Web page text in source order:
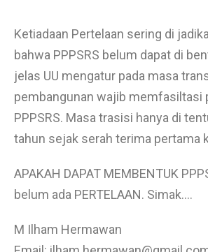
Ketiadaan Pertelaan sering di
bahwa PPPSRS belum dapat di
jelas UU mengatur pada masa
pembangunan wajib memfasiltasi
PPPSRS. Masa trasisi hanya di
tahun sejak serah terima pertama
APAKAH DAPAT MEMBENTUK
belum ada PERTELAAN. Simak….
M Ilham Hermawan